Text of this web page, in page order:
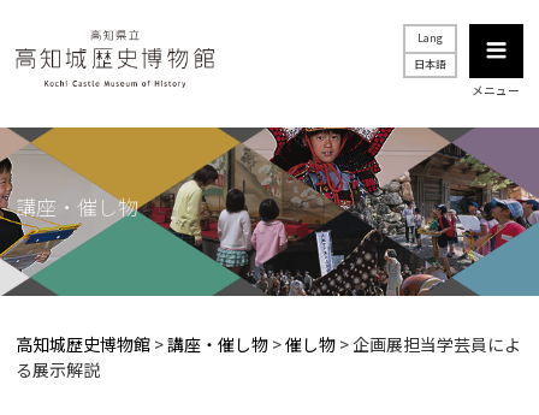
Lang
日本語
メニュー
講座・催し物
高知城歴史博物館 >講座・催し物 >催し物 >企画展担当学芸員によ
る展示解説